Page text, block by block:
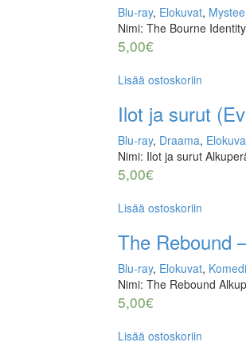
Blu-ray, Elokuvat,
Nimi: The Bourne
5,00€
Lisää ostoskoriin
Ilot ja surut
Blu-ray, Draama,
Nimi: Ilot ja surut
5,00€
Lisää ostoskoriin
The Rebound
Blu-ray, Elokuvat,
Nimi: The Rebound
5,00€
Lisää ostoskoriin